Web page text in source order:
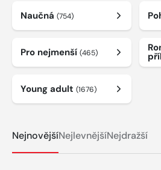
Naučná (754)
Pro nejmenší (465)
Young adult (1676)
NejnovějšíNejlevnějšíNejdražší